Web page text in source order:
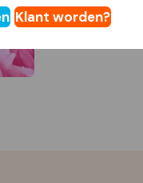
Klant worden?